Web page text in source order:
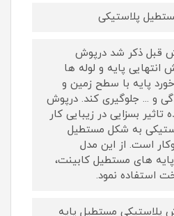
پلاستیکی
قبل ذکر شد درپوش
پایه و لوله ها
پایه با سطح زمین و
و ... جلوگیری کند. درپوش
تاثیر بسزایی در زیبایی کار
به شکل مستطیل
است. از این مدل
های مستطیل کابینت،
استفاده نمود.
مستطیل پایه